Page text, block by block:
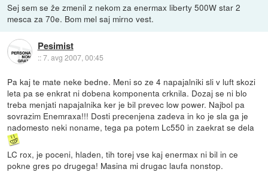
Sej sem se že zmenil z nekom za enermax liberty 500W star 2
mesca za 70e. Bom mel saj mirno vest.
Pesimist
::7. avg 2007, 00:45
Pa kaj te mate neke bedne. Meni so ze 4 napajalniki sli v luft skozi
leta pa se enkrat ni dobena komponenta crknila. Dozaj se ni blo
treba menjati napajalnika ker je bil prevec low power. Najbol pa
sovrazim Enemraxa!!! Dosti precenjena zadeva in ko je sla ga je
nadomesto neki noname, tega pa potem Lc550 in zaekrat se dela
LC rox, je poceni, hladen, tih torej vse kaj enermax ni bil in ce
pokne gres po drugega! Masina mi drugac laufa nonstop.